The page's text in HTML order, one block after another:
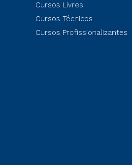
Cursos Livres
Cursos Técnicos
Cursos Profissionalizantes